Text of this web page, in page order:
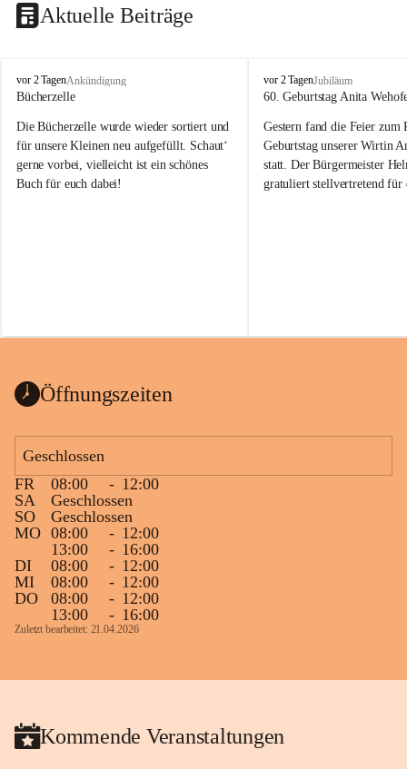
Aktuelle Beiträge
T
o
a
j
vor 2 TagenAnkündigung
Bücherzelle
Die Bücherzelle wurde wieder sortiert und
für unsere Kleinen neu aufgefüllt. Schaut‘
gerne vorbei, vielleicht ist ein schönes
Buch für euch dabei!
Wanduhr (!) benutzt und musste
Das Gemeindeamt freut sich sehr über die
Spende >lesenswerter< Bücher und
vorsortiert in die Bücherzelle eingeräumt
werden können.
Gleichzeitig möchten wir uns bei all Jenen
sehr herzlich bedanken, die bereits viele
tolle Bücher spendiert haben.
T
o
a
j
vor 2 TagenJubiläum
60. Geburtstag Anita
Gestern fand die Feier zum
Geburtstag unserer Wirtin
statt. Der Bürgermeister
gratuliert stellvertretend für
Gesundheit, Gelassenheit
Öffnungszeiten
Geschlossen
FR
08:00 - 12:00
SA
Geschlossen
SO
Geschlossen
MO 08:00 - 12:00
13:00
- 16:00
DI
08:00 - 12:00
MI
08:00 - 12:00
DO
08:00 - 12:00
13:00
- 16:00
Zuletzt bearbeitet: 21.04.2026
Kommende Veranstaltungen